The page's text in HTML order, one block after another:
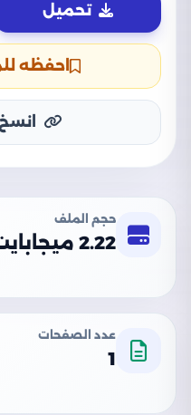
تحميل
احفظه
حجم الملف
2.22 ميجابايت
عدد الصفحات
1